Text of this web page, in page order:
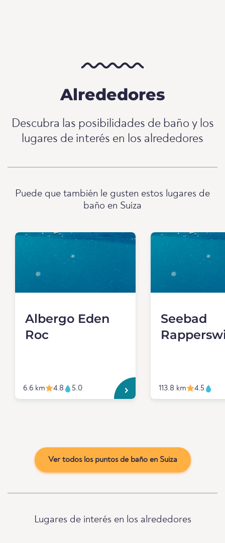
Alrededores
Descubra las posibilidades de baño y los
lugares de interés en los alrededores
Puede que también le gusten estos lugares de
baño en Suiza
Albergo Eden
Roc
6.6 km 4.8 5.0
Seebad
113.8 km 4.5
Ver todos los puntos de baño en Suiza
Lugares de interés en los alrededores